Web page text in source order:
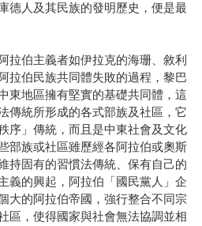
德人及其民族的發明歷史，便是最
拉伯主義者如伊拉克的海珊、敘利
拉伯民族共同體失敗的過程，黎巴
東地區擁有堅實的基礎共同體，這
傳統所形成的各式部族及社區，它
序」傳統，而且是中東社會及文化
部族或社區雖歷經各阿拉伯或奧斯
持固有的習慣法傳統、保有自己的
義的興起，阿拉伯「國民黨人」企
大的阿拉伯帝國，強行整合不同宗
區，使得國家與社會無法協調並相